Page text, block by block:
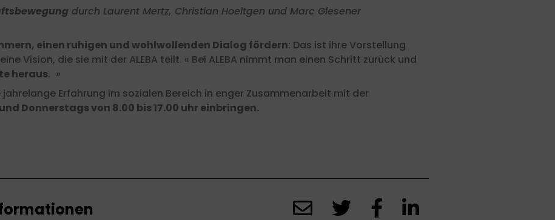
durch Laurent Mertz, Christian Hoeltgen und Marc Glesener
einen ruhigen und wohlwollenden Dialog fördern: Das ist ihre Vorstellung
Vision, die sie mit der ALEBA teilt. « Bei ALEBA nimmt man einen Schritt zurück und
heraus. »
Erfahrung im sozialen Bereich in enger Zusammenarbeit mit der
Donnerstags von 8.00 bis 17.00 uhr einbringen.